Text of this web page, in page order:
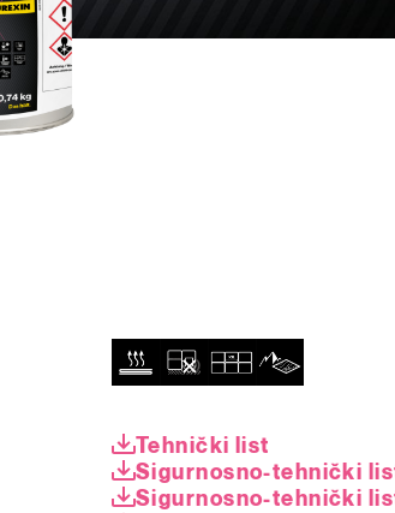
Tehnički list
Sigurnosno-tehnički
Sigurnosno-tehnički